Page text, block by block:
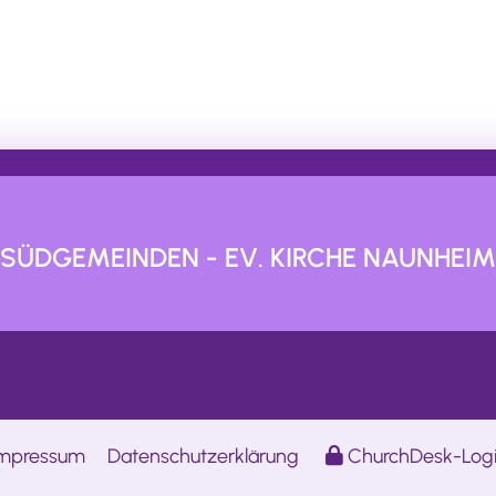
SÜDGEMEINDEN - EV. KIRCHE NAUNHEIM
Datenschutzerklärung ChurchDesk-